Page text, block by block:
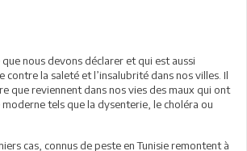
nous devons déclarer et qui est aussi
contre la saleté et l’insalubrité dans nos villes. Il
que reviennent dans nos vies des maux qui ont
tels que la dysenterie, le choléra ou
cas, connus de peste en Tunisie remontent à